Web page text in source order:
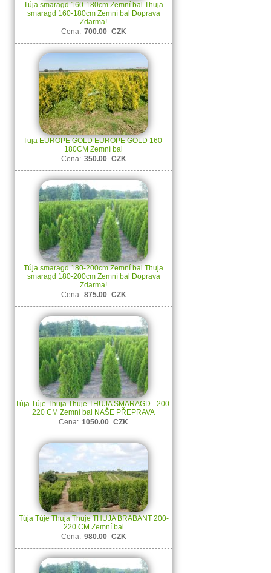
Túja smaragd 160-180cm Zemní bal Thuja
smaragd 160-180cm Zemní bal Doprava
Zdarma!
Cena: 700.00 CZK
Tuja EUROPE GOLD EUROPE GOLD 160-
180CM Zemní bal
Cena: 350.00 CZK
Túja smaragd 180-200cm Zemní bal Thuja
smaragd 180-200cm Zemní bal Doprava
Zdarma!
Cena: 875.00 CZK
Túja Túje Thuja Thuje THUJA SMARAGD - 200-
220 CM Zemní bal NAŠE PŘEPRAVA
Cena: 1050.00 CZK
Túja Túje Thuja Thuje THUJA BRABANT 200-
220 CM Zemní bal
Cena: 980.00 CZK